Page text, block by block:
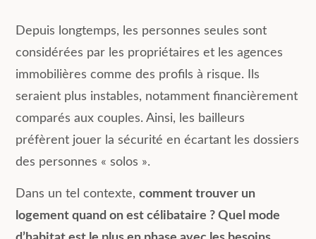
Depuis longtemps, les personnes seules sont
considérées par les propriétaires et les agences
immobilières comme des profils à risque. Ils
seraient plus instables, notamment financièrement
comparés aux couples. Ainsi, les bailleurs
préfèrent jouer la sécurité en écartant les dossiers
des personnes « solos ».
Dans un tel contexte,comment trouver un
logement quand on est célibataire ? Quel mode